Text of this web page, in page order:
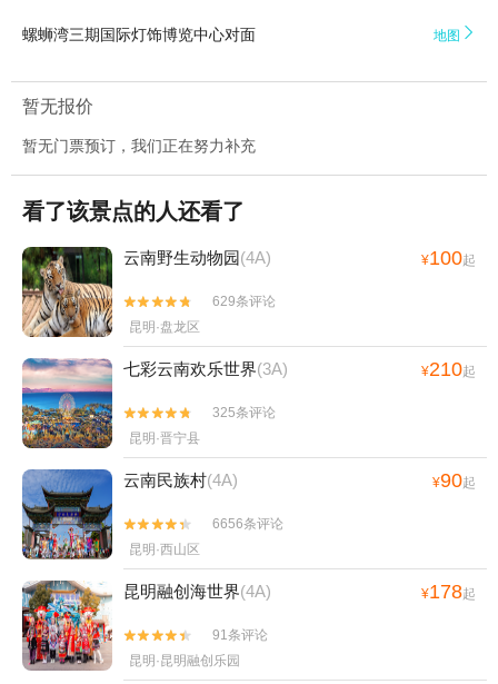
螺蛳湾三期国际灯饰博览中心对面 地图 
暂无报价
暂无门票预订，我们正在努力补充
看了该景点的人还看了
云南野生动物园(4A) ¥100起


629条评论
昆明·盘龙区
七彩云南欢乐世界(3A) ¥210起


325条评论
昆明·晋宁县
云南民族村(4A) ¥90起


6656条评论
昆明·西山区
昆明融创海世界(4A) ¥178起


91条评论
昆明·昆明融创乐园